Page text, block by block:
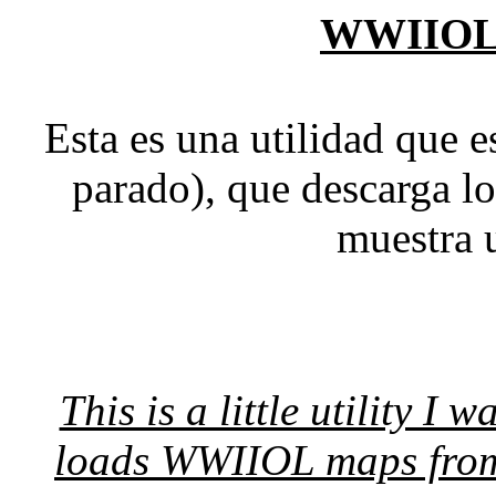
Esta es una utilidad que
parado), que descarga
muestra
This is a little utility I
loads WWIIOL maps